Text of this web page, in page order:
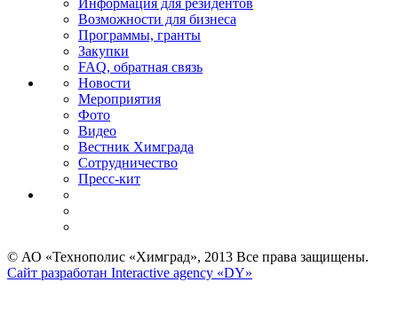
Информация для резидентов
Возможности для бизнеса
Программы, гранты
Закупки
FAQ, обратная связь
Новости
Мероприятия
Фото
Видео
Вестник Химграда
Сотрудничество
Пресс-кит
© АО «Технополис «Химград», 2013 Все права защищены.
Сайт разработан Interactive agency «DY»